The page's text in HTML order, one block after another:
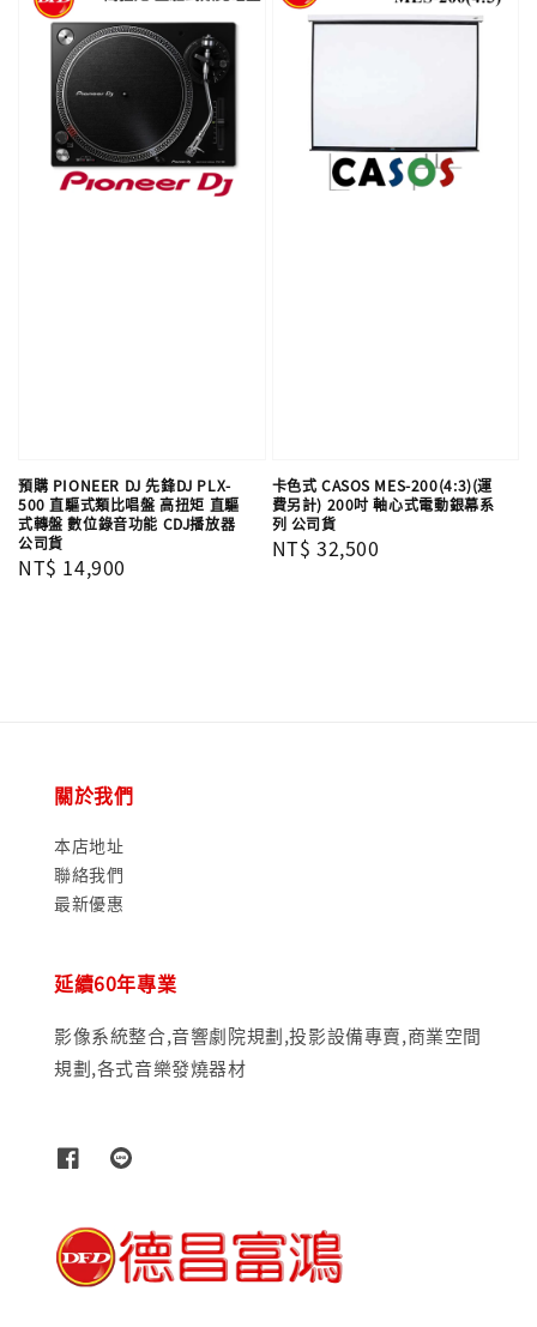
預購 PIONEER DJ 先鋒DJ PLX-
500 直驅式類比唱盤 高扭矩 直驅
式轉盤 數位錄音功能 CDJ播放器
公司貨
Regular
NT$ 14,900
卡色式 CASOS MES-200(4:3)(運
費另計) 200吋 軸心式電動銀幕系
列 公司貨
Regular
NT$ 32,500
關於我們
本店地址
聯絡我們
最新優惠
延續60年專業
影像系統整合,音響劇院規劃,投影設備專賣,商業空間
規劃,各式音樂發燒器材